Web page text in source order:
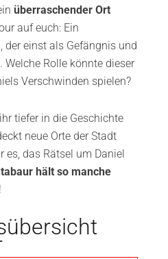
überraschender Ort
auf euch: Ein
der einst als Gefängnis und
Welche Rolle könnte dieser
Verschwinden spielen?
tiefer in die Geschichte
neue Orte der Stadt
es, das Rätsel um Daniel
hält so manche